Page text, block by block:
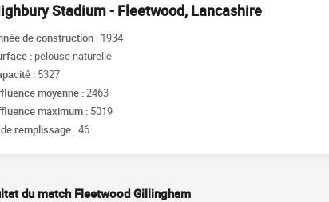
Stadium - Fleetwood, Lancashire
de construction : 1934
: pelouse naturelle
: 5327
moyenne :2463
maximum : 5019
remplissage :46
du match Fleetwood Gillingham